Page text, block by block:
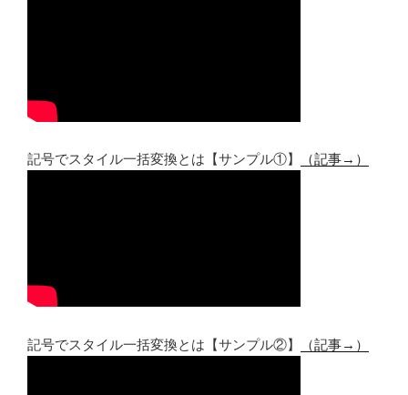
記号でスタイル一括変換とは【サンプル①】 （記事→）
記号でスタイル一括変換とは【サンプル②】 （記事→）